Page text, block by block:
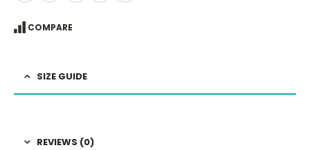
COMPARE
SIZE GUIDE
REVIEWS (0)